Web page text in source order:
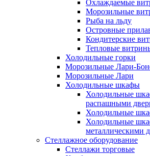
Охлаждаемые
Морозильные
Рыба на льду
Островные
Кондитерские
Тепловые
Холодильные горки
Морозильные Лари-
Морозильные Лари
Холодильные шкафы
Холодильные
распашными
Холодильные
Холодильные
металлическими
Стеллажное оборудование
Стеллажи торговые